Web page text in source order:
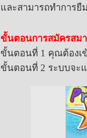
และสามารถทำการ
ขั้นตอนการสมัครสม
ขั้นตอนที่ 1 คุณต้องเ
ขั้นตอนที่ 2 ระบบจะ